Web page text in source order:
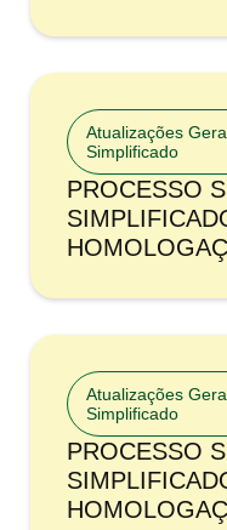
Atualizações
Simplificado
PROCESSO
Atualizações
Simplificado
PROCESSO